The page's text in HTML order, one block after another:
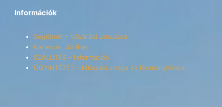
Információk
Segítünk! – Vásárlási útmutató
Garancia, Jótállás
SZÁLLÍTÁS – Információk
ÜGYINTÉZÉS – Műszaki vizsga és Kormányhivatal